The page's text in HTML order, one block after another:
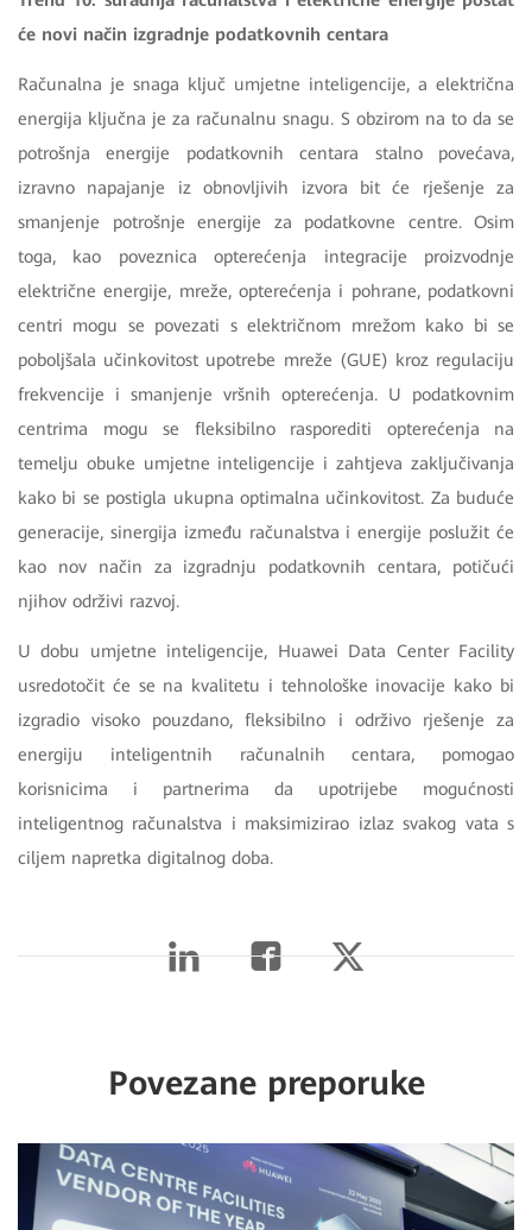
će novi način izgradnje podatkovnih centara
Računalna je snaga ključ umjetne inteligencije, a električna
energija ključna je za računalnu snagu. S obzirom na to da se
potrošnja energije podatkovnih centara stalno povećava,
izravno napajanje iz obnovljivih izvora bit će rješenje za
smanjenje potrošnje energije za podatkovne centre. Osim
toga, kao poveznica opterećenja integracije proizvodnje
električne energije, mreže, opterećenja i pohrane, podatkovni
centri mogu se povezati s električnom mrežom kako bi se
poboljšala učinkovitost upotrebe mreže (GUE) kroz regulaciju
frekvencije i smanjenje vršnih opterećenja. U podatkovnim
centrima mogu se fleksibilno rasporediti opterećenja na
temelju obuke umjetne inteligencije i zahtjeva zaključivanja
kako bi se postigla ukupna optimalna učinkovitost. Za buduće
generacije, sinergija između računalstva i energije poslužit će
kao nov način za izgradnju podatkovnih centara, potičući
njihov održivi razvoj.
U dobu umjetne inteligencije, Huawei Data Center Facility
usredotočit će se na kvalitetu i tehnološke inovacije kako bi
izgradio visoko pouzdano, fleksibilno i održivo rješenje za
energiju inteligentnih računalnih centara, pomogao
korisnicima i partnerima da upotrijebe mogućnosti
inteligentnog računalstva i maksimizirao izlaz svakog vata s
ciljem napretka digitalnog doba.
Povezane preporuke